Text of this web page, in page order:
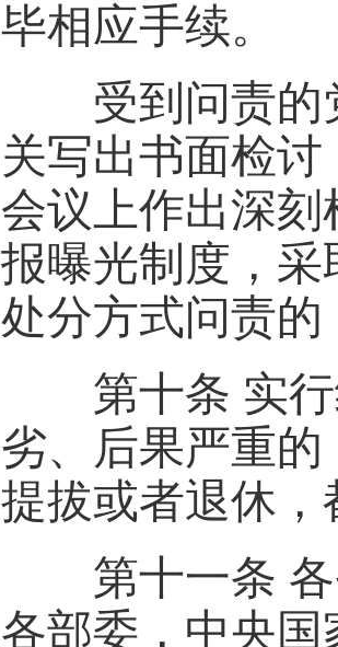
毕相应手续。
受到问责
关写出书面检
会议上作出深
报曝光制度，
处分方式问责
第十条 实
劣、后果严重
提拔或者退休
第十一条
各部委，中央